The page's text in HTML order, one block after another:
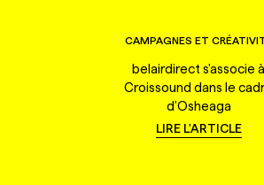
CAMPAGNES ET
belairdirect s'associe à
Croissound dans le
d'Osheaga
LIRE L'ARTICLE